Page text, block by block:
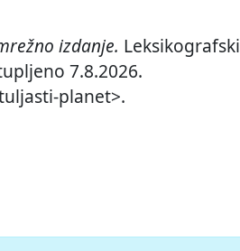
izdanje. Leksikografski
7.8.2026.
planet>.